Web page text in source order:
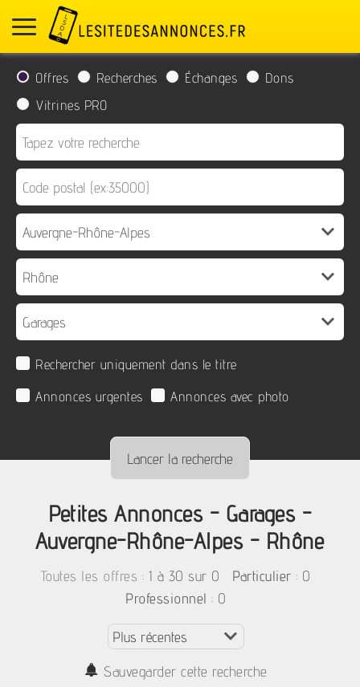
Offres Recherches Échanges
Dons
Vitrines PRO
Rechercher uniquement dans le titre
Annonces urgentes
Annonces avec photo
Petites Annonces - Garages -
Auvergne-Rhône-Alpes - Rhône
Toutes les offres : 1 à 30 sur 0 Particulier : 0
Professionnel : 0
Sauvegarder cette recherche